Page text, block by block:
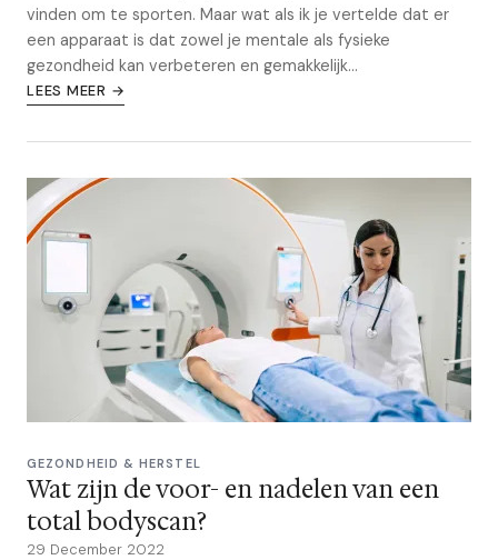
vinden om te sporten. Maar wat als ik je vertelde dat er
een apparaat is dat zowel je mentale als fysieke
gezondheid kan verbeteren en gemakkelijk...
LEES MEER →
GEZONDHEID & HERSTEL
Wat zijn de voor- en nadelen van een
total bodyscan?
29 December 2022